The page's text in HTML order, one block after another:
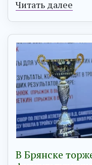
Читать далее
В Брянске